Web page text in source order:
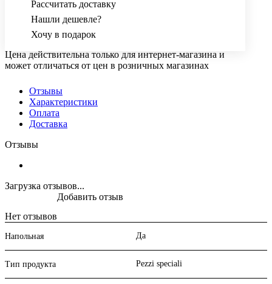
Рассчитать доставку
Нашли дешевле?
Хочу в подарок
Цена действительна только для интернет-магазина и
может отличаться от цен в розничных магазинах
Отзывы
Характеристики
Оплата
Доставка
Отзывы
Загрузка отзывов...
Нет отзывов
Добавить отзыв
Напольная Да
Тип продукта Pezzi speciali